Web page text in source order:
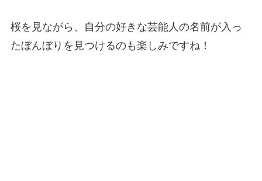
桜を見ながら、自分の好きな芸能人の名前が入っ
たぼんぼりを見つけるのも楽しみですね！